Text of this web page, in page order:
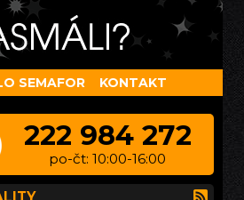
SEMAFOR KONTAKT
222 984 272
po-čt: 10:00-16:00